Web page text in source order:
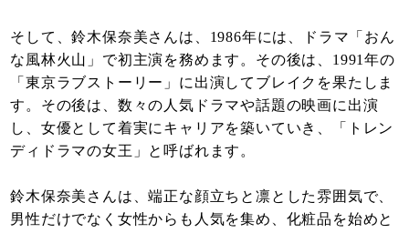
そして、鈴木保奈美さんは、1986年には、ドラマ「おん
な風林火山」で初主演を務めます。その後は、1991年の
「東京ラブストーリー」に出演してブレイクを果たしま
す。その後は、数々の人気ドラマや話題の映画に出演
し、女優として着実にキャリアを築いていき、「トレン
ディドラマの女王」と呼ばれます。
鈴木保奈美さんは、端正な顔立ちと凛とした雰囲気で、
男性だけでなく女性からも人気を集め、化粧品を始めと